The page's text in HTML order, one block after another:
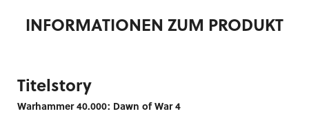
INFORMATIONEN ZUM PRODUKT
Titelstory
Warhammer 40.000: Dawn of War 4